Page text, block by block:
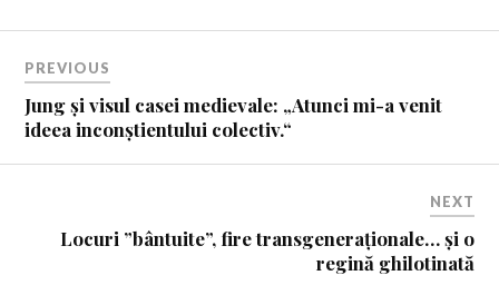
PREVIOUS
Jung și visul casei medievale: „Atunci mi-a venit
ideea inconștientului colectiv.“
NEXT
Locuri ”bântuite”, fire transgeneraționale… și o
regină ghilotinată